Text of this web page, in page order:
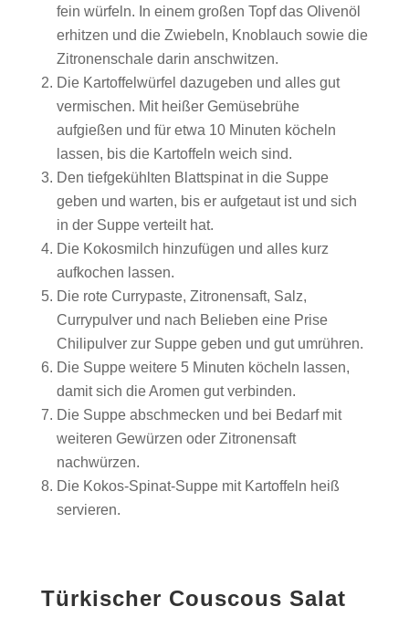
fein würfeln. In einem großen Topf das Olivenöl
erhitzen und die Zwiebeln, Knoblauch sowie die
Zitronenschale darin anschwitzen.
Die Kartoffelwürfel dazugeben und alles gut
vermischen. Mit heißer Gemüsebrühe
aufgießen und für etwa 10 Minuten köcheln
lassen, bis die Kartoffeln weich sind.
Den tiefgekühlten Blattspinat in die Suppe
geben und warten, bis er aufgetaut ist und sich
in der Suppe verteilt hat.
Die Kokosmilch hinzufügen und alles kurz
aufkochen lassen.
Die rote Currypaste, Zitronensaft, Salz,
Currypulver und nach Belieben eine Prise
Chilipulver zur Suppe geben und gut umrühren.
Die Suppe weitere 5 Minuten köcheln lassen,
damit sich die Aromen gut verbinden.
Die Suppe abschmecken und bei Bedarf mit
weiteren Gewürzen oder Zitronensaft
nachwürzen.
Die Kokos-Spinat-Suppe mit Kartoffeln heiß
servieren.
Türkischer Couscous Salat